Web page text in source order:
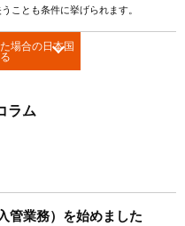
ことも条件に挙げられます。
場合の日本国
ラム
管業務）を始めました